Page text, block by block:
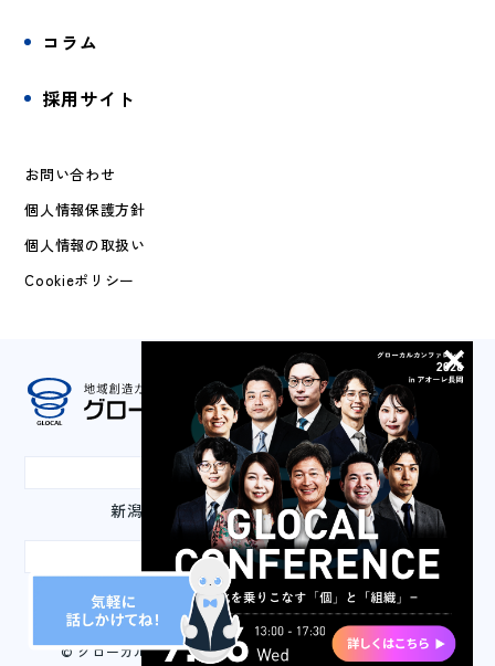
コラム
採用サイト
お問い合わせ
個人情報保護方針
個人情報の取扱い
Cookieポリシー
本社
新潟県長岡市城内町3-2-1 山嘉ビル3F
東京事務所
東京都千代田区丸の内3-2-2 丸の内二重橋ビル2F
© グローカルマーケティング株式会社 All Rights Reserved.